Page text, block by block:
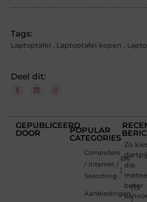
Tags:
Laptoptafel , Laptoptafel kopen ,
Deel dit:
GEPUBLICEERD
DOOR
POPULAR
CATEGORIES
Computers
/ Internet /
Searching
(86
)
Aanbiedingen
(72
)
Zo
die
beter